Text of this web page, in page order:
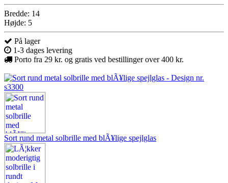
Bredde: 14
Højde: 5
På lager
1-3 dages levering
Porto fra 29 kr. og gratis ved bestillinger over 400 kr.
Sort rund metal solbrille med blÃ¥lige spejlglas